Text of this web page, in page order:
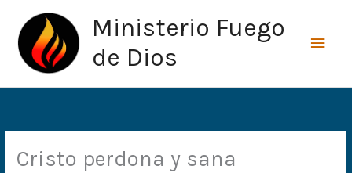
contenido
Ministerio Fuego
de Dios
Cristo perdona y sana